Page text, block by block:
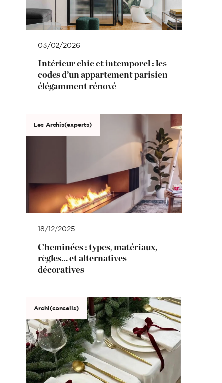
03/02/2026
Intérieur chic et intemporel : les
codes d’un appartement parisien
élégamment rénové
Les Archis(experts)
18/12/2025
Cheminées : types, matériaux,
règles… et alternatives
décoratives
Archi(conseils)